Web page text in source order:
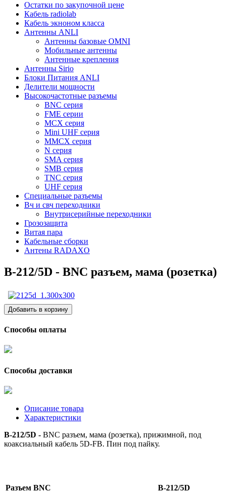
Остатки по закупочной цене
Кабель radiolab
Кабель экноном класса
Антенны ANLI
Антенны базовые OMNI
Мобильные антенны
Антенные крепления
Антенны Sirio
Блоки Питания ANLI
Делители мощности
Высокочастотные разъемы
BNC серия
FME серии
MCX серия
Mini UHF серия
MMCX серия
N серия
SMA серия
SMB серия
TNC серия
UHF серия
Специальные разъемы
Вч и свч переходники
Внутрисерийные переходники
Грозозащита
Витая пара
Кабельные сборки
Антены RADAXO
B-212/5D - BNC разъем, мама (розетка)
Способы оплаты
Способы доставки
Описание товара
Характеристики
B-212/5D - BNC разъем, мама (розетка), прижимной, под
коаксиальный кабель 5D-FB. Пин под пайку.
Разъем BNC B-212/5D